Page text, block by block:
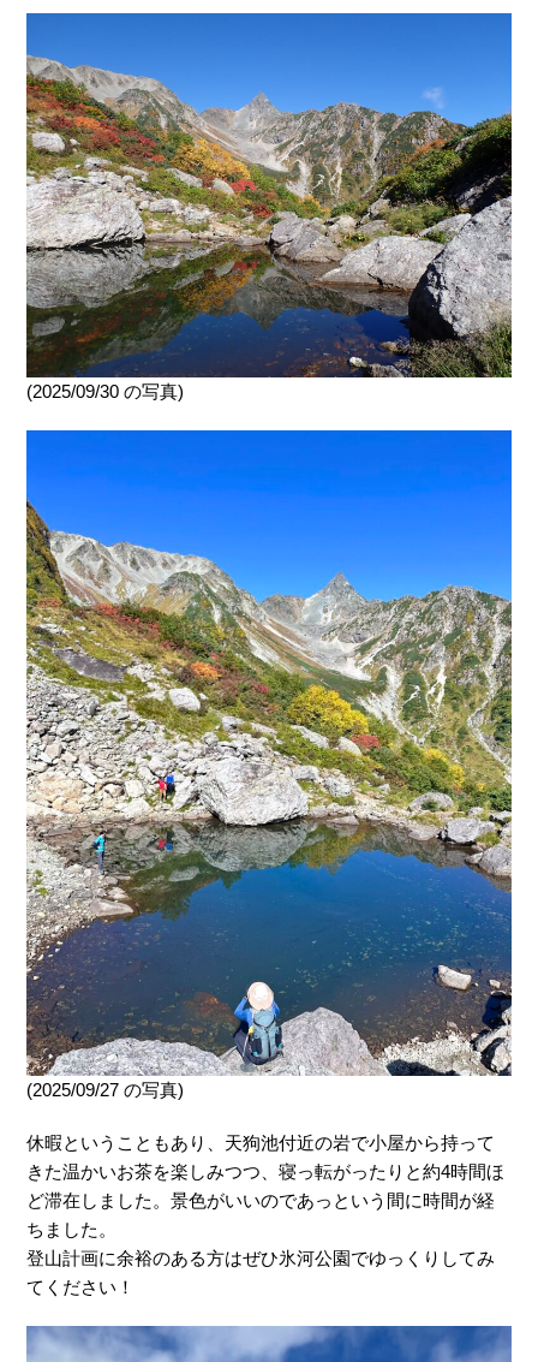
(2025/09/30 の写真)
(2025/09/27 の写真)
休暇ということもあり、天狗池付近の岩で小屋から持って
きた温かいお茶を楽しみつつ、寝っ転がったりと約4時間ほ
ど滞在しました。景色がいいのであっという間に時間が経
ちました。
登山計画に余裕のある方はぜひ氷河公園でゆっくりしてみ
てください！